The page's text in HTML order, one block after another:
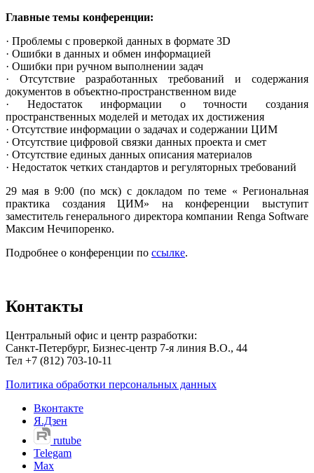
Главные темы конференции:
· Проблемы с проверкой данных в формате 3D
· Ошибки в данных и обмен информацией
· Ошибки при ручном выполнении задач
· Отсутствие разработанных требований и содержания
документов в объектно-пространственном виде
· Недостаток информации о точности создания
пространственных моделей и методах их достижения
· Отсутствие информации о задачах и содержании ЦИМ
· Отсутствие цифровой связки данных проекта и смет
· Отсутствие единых данных описания материалов
· Недостаток четких стандартов и регуляторных требований
29 мая в 9:00 (по мск) с докладом по теме « Региональная
практика создания ЦИМ» на конференции выступит
заместитель генерального директора компании Renga Software
Максим Нечипоренко.
Подробнее о конференции по ссылке.
Контакты
Центральный офис и центр разработки:
Санкт-Петербург, Бизнес-центр 7-я линия В.О., 44
Тел +7 (812) 703-10-11
Политика обработки персональных данных
Вконтакте
Я.Дзен
rutube
Telegam
Max